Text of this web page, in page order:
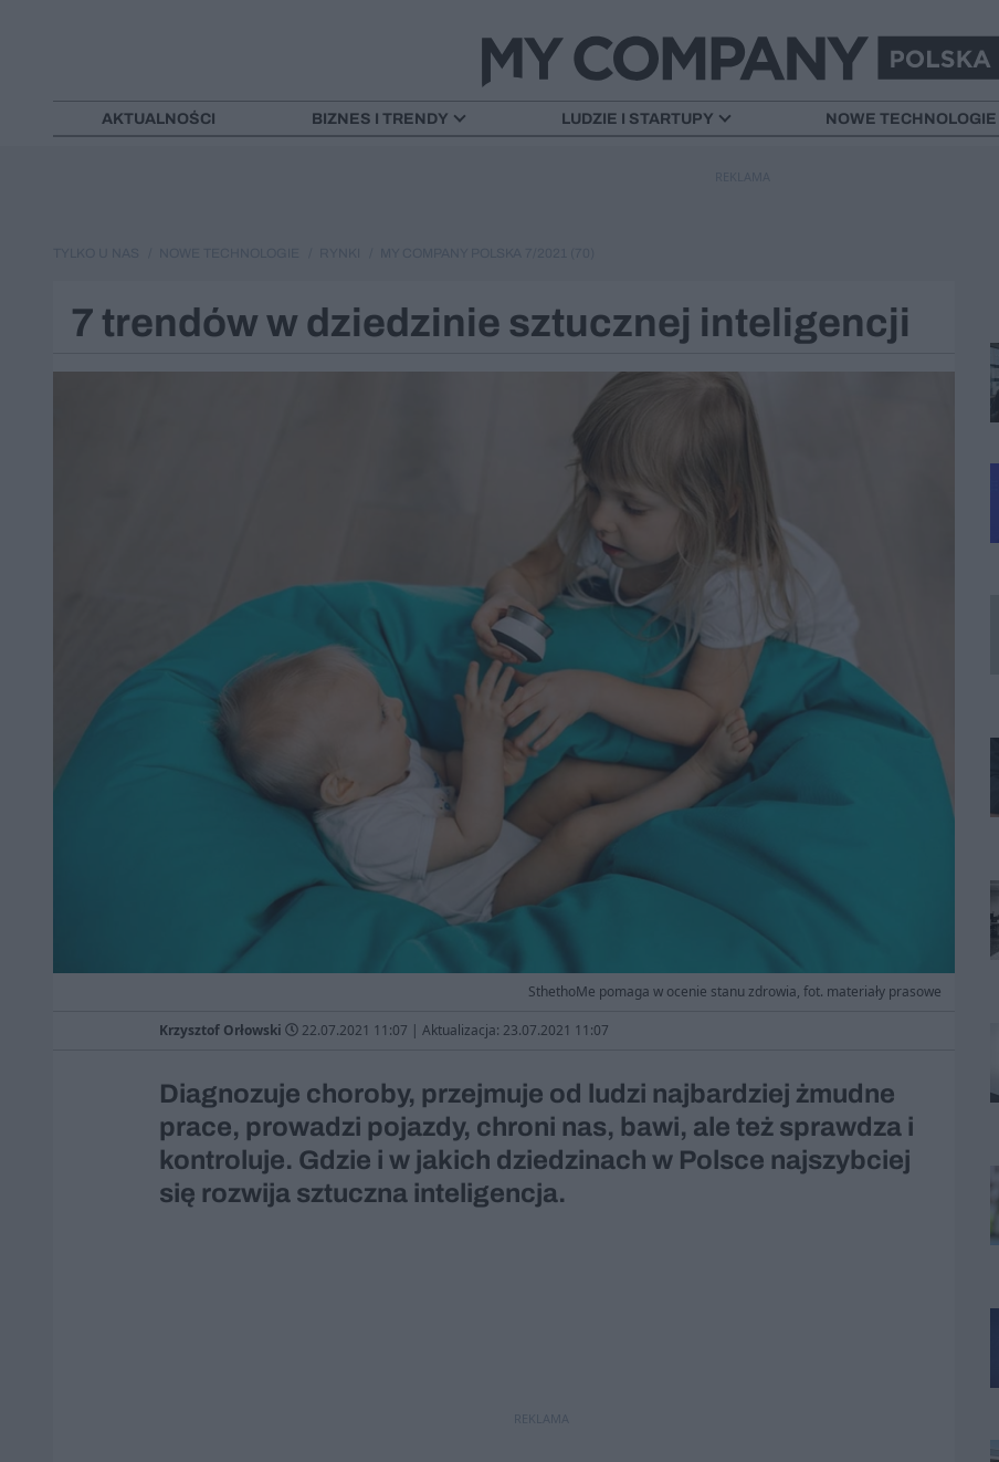
AKTUALNOŚCI BIZNES I TRENDY LUDZIE I STARTUPY NOWE TECHNOLOGIE
7 trendów w dziedzinie sztucznej inteligencji
SthethoMe pomaga w ocenie stanu zdrowia, fot. materiały prasowe
Krzysztof Orłowski 22.07.2021 11:07 | Aktualizacja: 23.07.2021 11:07
Diagnozuje choroby, przejmuje od ludzi najbardziej żmudne
prace, prowadzi pojazdy, chroni nas, bawi, ale też sprawdza i
kontroluje. Gdzie i w jakich dziedzinach w Polsce najszybciej
się rozwija sztuczna inteligencja.
REKLAMA